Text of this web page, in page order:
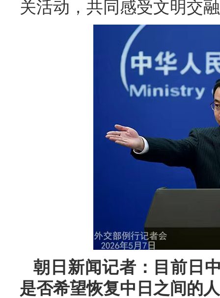
关活动，共同感受文明交
朝日新闻记者：目前日
是否希望恢复中日之间的